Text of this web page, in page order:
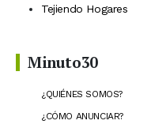
Tejiendo Hogares
Minuto30
¿QUIÉNES SOMOS?
¿CÓMO ANUNCIAR?